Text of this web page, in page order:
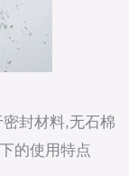
封材料,无石棉
的使用特点